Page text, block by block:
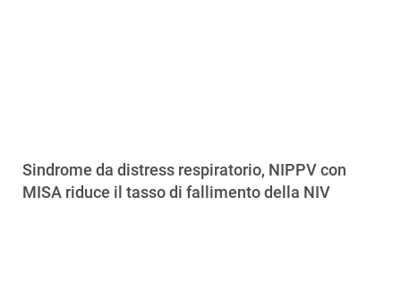
Sindrome da distress respiratorio, NIPPV con
MISA riduce il tasso di fallimento della NIV